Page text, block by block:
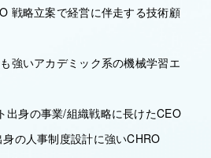
戦略立案で経営に伴走する技術顧
強いアカデミック系の機械学習エ
出身の事業/組織戦略に長けたCEO
身の人事制度設計に強いCHRO